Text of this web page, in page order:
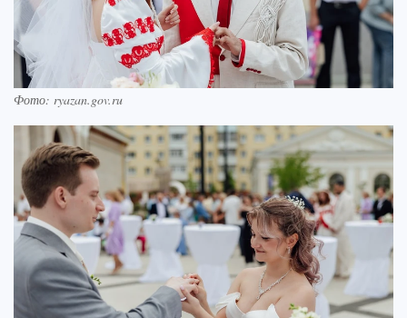
Фото: ryazan.gov.ru